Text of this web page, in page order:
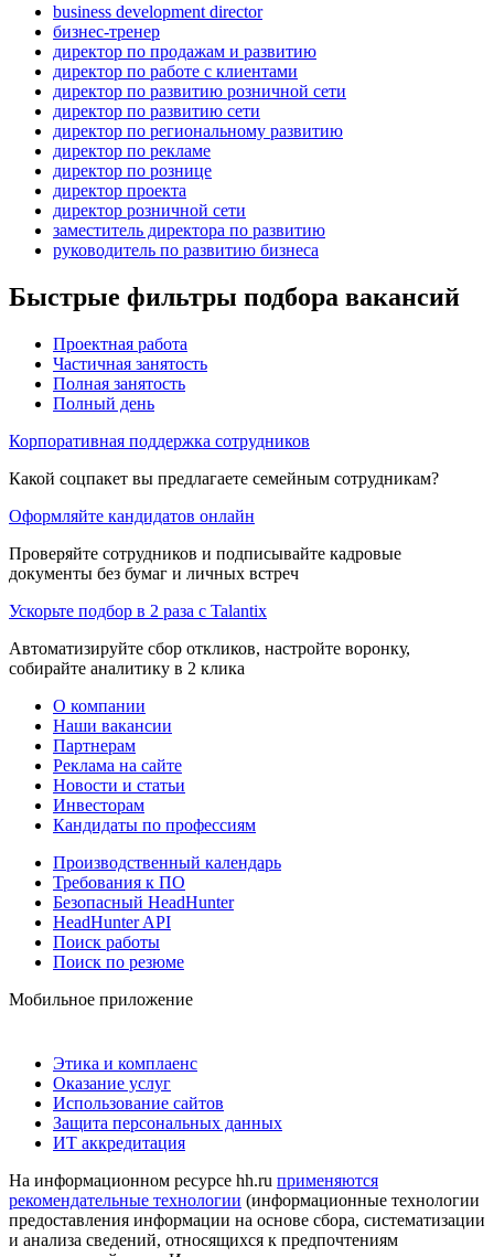
business development director
бизнес-тренер
директор по продажам и развитию
директор по работе с клиентами
директор по развитию розничной сети
директор по развитию сети
директор по региональному развитию
директор по рекламе
директор по рознице
директор проекта
директор розничной сети
заместитель директора по развитию
руководитель по развитию бизнеса
Быстрые фильтры подбора вакансий
Проектная работа
Частичная занятость
Полная занятость
Полный день
Корпоративная поддержка сотрудников
Какой соцпакет вы предлагаете семейным сотрудникам?
Оформляйте кандидатов онлайн
Проверяйте сотрудников и подписывайте кадровые
документы без бумаг и личных встреч
Ускорьте подбор в 2 раза с Talantix
Автоматизируйте сбор откликов, настройте воронку,
собирайте аналитику в 2 клика
О компании
Наши вакансии
Партнерам
Реклама на сайте
Новости и статьи
Инвесторам
Кандидаты по профессиям
Производственный календарь
Требования к ПО
Безопасный HeadHunter
HeadHunter API
Поиск работы
Поиск по резюме
Мобильное приложение
Этика и комплаенс
Оказание услуг
Использование сайтов
Защита персональных данных
ИТ аккредитация
На информационном ресурсе hh.ru применяются
рекомендательные технологии (информационные технологии
предоставления информации на основе сбора, систематизации
и анализа сведений, относящихся к предпочтениям